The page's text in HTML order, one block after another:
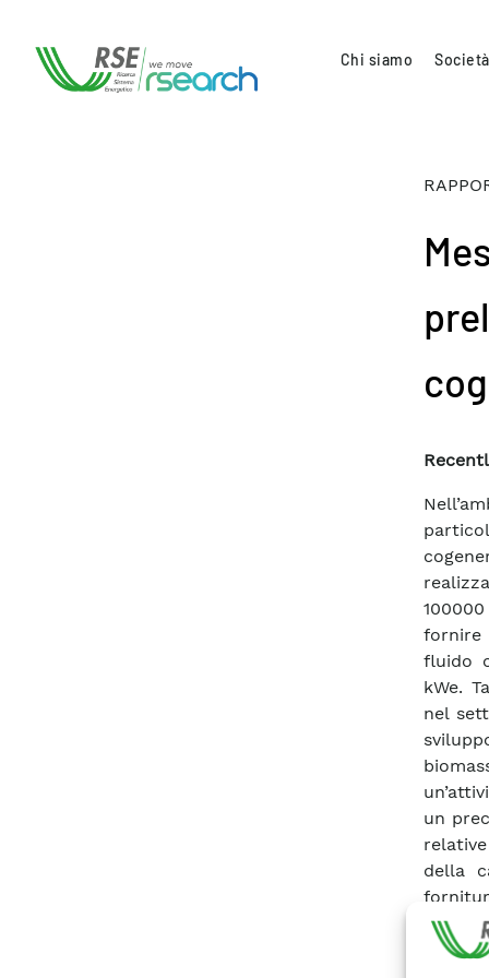
Chi siamo
fornire
fluido
kWe.
nel
un
della
del
del